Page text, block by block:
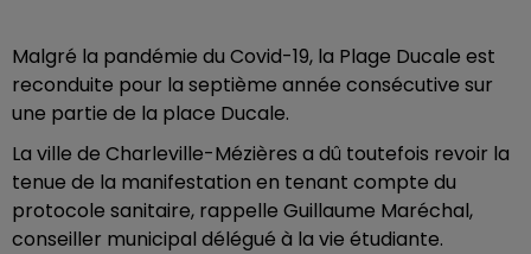
Malgré la pandémie du Covid-19, la Plage Ducale est
reconduite pour la septième année consécutive sur
une partie de la place Ducale.
La ville de Charleville-Mézières a dû toutefois revoir la
tenue de la manifestation en tenant compte du
protocole sanitaire, rappelle Guillaume Maréchal,
conseiller municipal délégué à la vie étudiante.